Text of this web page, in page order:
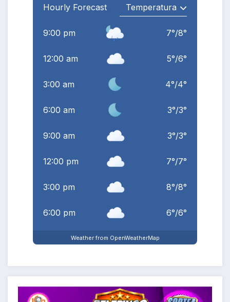
Hourly Forecast
9:00 pm 7°/8°
12:00 am 5°/6°
3:00 am 4°/4°
6:00 am 3°/3°
9:00 am 3°/3°
12:00 pm 7°/7°
3:00 pm 8°/8°
6:00 pm 6°/6°
Weather from OpenWeatherMap